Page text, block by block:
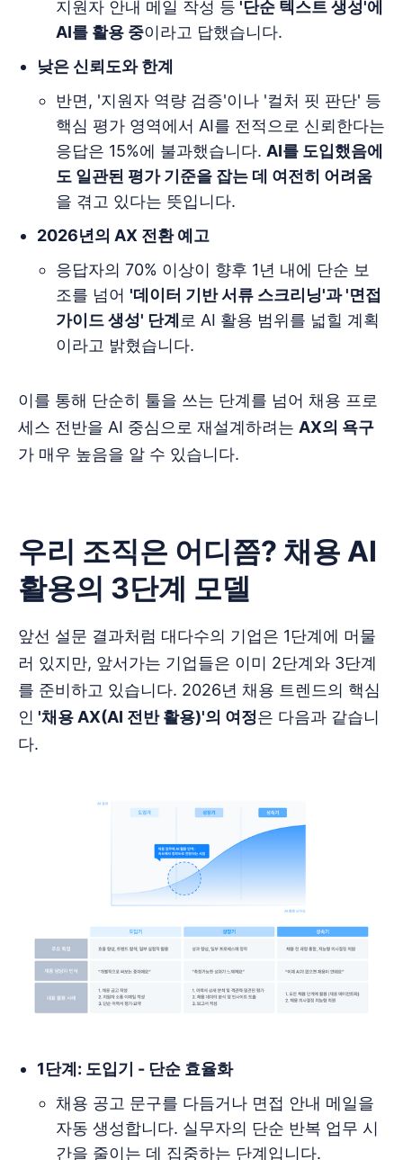
지원자 안내 메일 작성 등 '단순 텍스트 생성'에
AI를 활용 중이라고 답했습니다.
낮은 신뢰도와 한계
반면, '지원자 역량 검증'이나 '컬처 핏 판단' 등
핵심 평가 영역에서 AI를 전적으로 신뢰한다는
응답은 15%에 불과했습니다. AI를 도입했음에
도 일관된 평가 기준을 잡는 데 여전히 어려움
을 겪고 있다는 뜻입니다.
2026년의 AX 전환 예고
응답자의 70% 이상이 향후 1년 내에 단순 보
조를 넘어 '데이터 기반 서류 스크리닝'과 '면접
가이드 생성' 단계 로 AI 활용 범위를 넓힐 계획
이라고 밝혔습니다.
이를 통해 단순히 툴을 쓰는 단계를 넘어 채용 프로
세스 전반을 AI 중심으로 재설계하려는 AX의 욕구
가 매우 높음을 알 수 있습니다.
우리 조직은 어디쯤? 채용 AI
활용의 3단계 모델
앞선 설문 결과처럼 대다수의 기업은 1단계에 머물
러 있지만, 앞서가는 기업들은 이미 2단계와 3단계
를 준비하고 있습니다. 2026년 채용 트렌드의 핵심
인 '채용 AX(AI 전반 활용)'의 여정은 다음과 같습니
다.
1단계: 도입기 - 단순 효율화
채용 공고 문구를 다듬거나 면접 안내 메일을
자동 생성합니다. 실무자의 단순 반복 업무 시
간을 줄이는 데 집중하는 단계입니다.